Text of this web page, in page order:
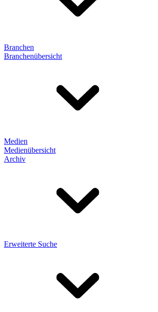
Branchen
Branchenübersicht
Medien
Medienübersicht
Archiv
Erweiterte Suche